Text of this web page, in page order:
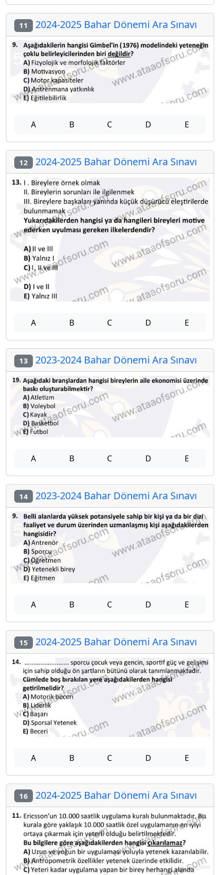
11 2024-2025 Bahar Dönemi Ara Sınavı
A B C D E
12 2024-2025 Bahar Dönemi Ara Sınavı
A B C D E
13 2023-2024 Bahar Dönemi Ara Sınavı
A B C D E
14 2023-2024 Bahar Dönemi Ara Sınavı
A B C D E
15 2024-2025 Bahar Dönemi Ara Sınavı
A B C D E
16 2024-2025 Bahar Dönemi Ara Sınavı